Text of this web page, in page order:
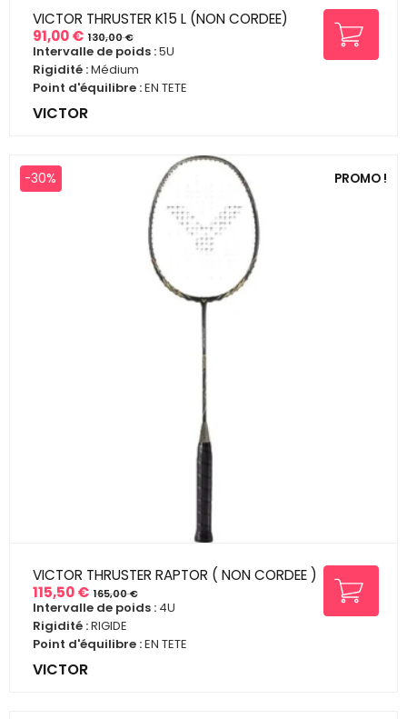
VICTOR THRUSTER K15 L (NON CORDEE)
Prix
91,00 €
Prix
de
base
130,00 €
Intervalle de poids :5U
Rigidité :Médium
Point d'équilibre :EN TETE
VICTOR
VICTOR THRUSTER RAPTOR ( NON CORDEE )
Prix
115,50 €
Prix
de
base
165,00 €
Intervalle de poids : 4U
Rigidité :RIGIDE
Point d'équilibre :EN TETE
VICTOR
-30% PROMO !